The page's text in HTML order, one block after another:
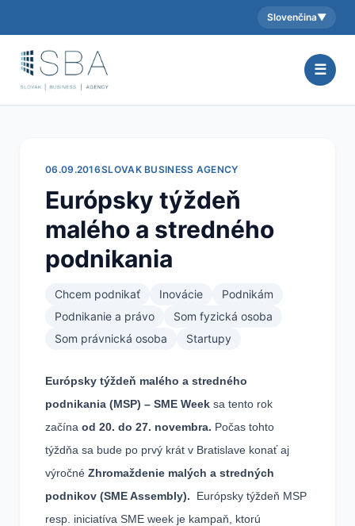
Aktuálny jazyk:
Slovenčina▼
☰
06.09.2016SLOVAK BUSINESS AGENCY
Európsky týždeň
malého a stredného
podnikania
Chcem podnikať Inovácie
Podnikám
Podnikanie a právo
Som fyzická osoba
Som právnická osoba
Startupy
Európsky týždeň malého a stredného
podnikania (MSP) – SME Week sa tento rok
začína od 20. do 27. novembra. Počas tohto
týždňa sa bude po prvý krát v Bratislave konať aj
výročné Zhromaždenie malých a stredných
podnikov (SME Assembly). Európsky týždeň MSP
resp. iniciatíva SME week je kampaň, ktorú